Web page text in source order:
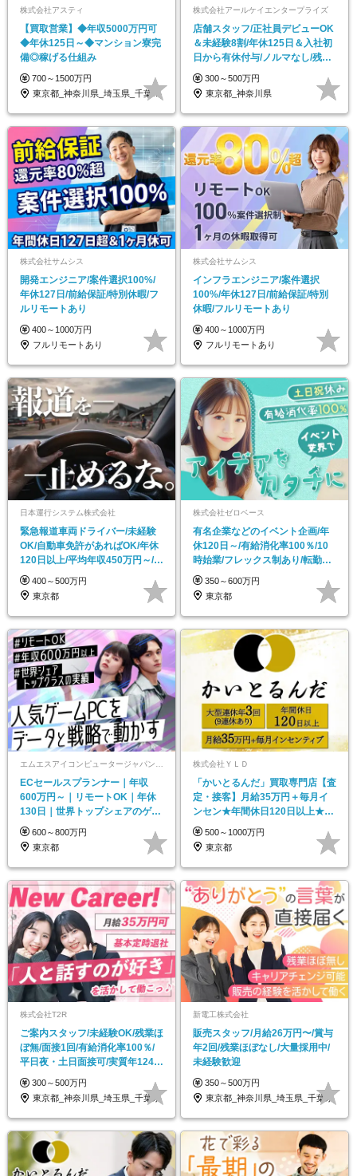
株式会社アスティ
【買取営業】◆年収5000万円可
◆年休125日～◆マンション寮完
備◎稼げる仕組み
700～1500万円
東京都_神奈川県_埼玉県_千葉県_大阪府…
株式会社アールケイエンタープライズ
店舗スタッフ/正社員デビューOK
＆未経験8割/年休125日＆入社初
日から有休付与/ノルマなし/残業
月10h程度
300～500万円
東京都_神奈川県
株式会社サムシス
開発エンジニア/案件選択100%/
年休127⽇/前給保証/特別休暇/フ
ルリモートあり
400～1000万円
フルリモートあり
株式会社サムシス
インフラエンジニア/案件選択
100%/年休127⽇/前給保証/特別
休暇/フルリモートあり
400～1000万円
フルリモートあり
日本運行システム株式会社
緊急報道車両ドライバー/未経験
OK/自動車免許があればOK/年休
120日以上/平均年収450万円～/完
休2日
400～500万円
東京都
株式会社ゼロベース
有名企業などのイベント企画/年
休120日～/有給消化率100％/10
時始業/フレックス制あり/転勤な
し
350～600万円
東京都
ECセールスプランナー｜年収
600万円～｜リモートOK｜年休
130日｜世界トップシェアのゲー
ミングPC扱う
600～800万円
東京都
株式会社ＹＬＤ
「かいとるんだ」買取専門店【査
定・接客】月給35万円＋毎月イ
ンセン★年間休日120日以上★土
日休み
500～1000万円
東京都
株式会社T2R
ご案内スタッフ/未経験OK/残業ほ
ぼ無/面接1回/有給消化率100％/
平日夜・土日面接可/実質年124日
休み
300～500万円
東京都_神奈川県_埼玉県_千葉県
新電工株式会社
販売スタッフ/月給26万円〜/賞与
年2回/残業ほぼなし/大量採用中/
未経験歓迎
350～500万円
東京都_神奈川県_埼玉県_千葉県